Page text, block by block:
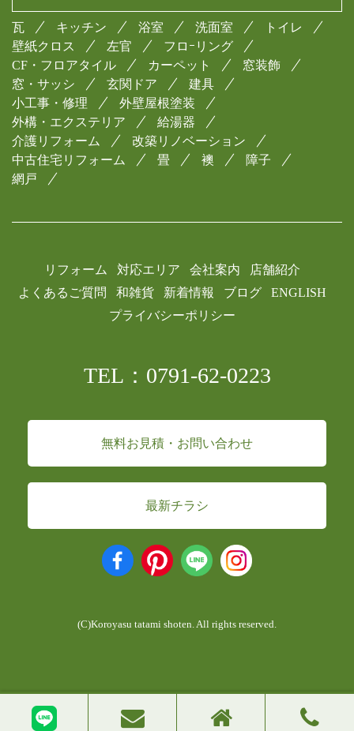
瓦 キッチン 浴室 洗面室
トイレ
壁紙クロス
左官
フロｰリング
CF・フロアタイル
カーペット
窓装飾
窓・サッシ
玄関ドア
建具
小工事・修理
外壁屋根塗装
外構・エクステリア
給湯器
介護リフォーム
改築リノベーション
中古住宅リフォーム
畳 襖
障子
網戸
リフォーム 対応エリア 会社案内
店舗紹介
よくあるご質問
和雑貨 新着情報 ブログ
ENGLISH
プライバシーポリシー
TEL：0791-62-0223
無料お見積・お問い合わせ
最新チラシ
(C)Koroyasu tatami shoten. All rights reserved.